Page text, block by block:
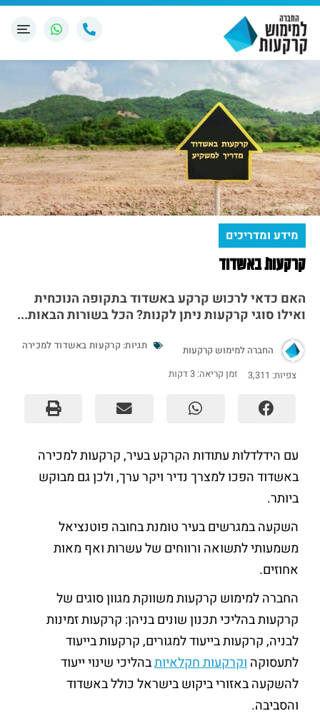
מידע ומדריכים
קרקעות באשדוד
האם כדאי לרכוש קרקע באשדוד בתקופה הנוכחית
ואילו סוגי קרקעות ניתן לקנות? הכל בשורות הבאות...
החברה למימוש קרקעות תגיות: קרקעות באשדוד למכירה
צפיות: 3,311 זמן קריאה: 3דקות
עם הידלדלות עתודות הקרקע בעיר, קרקעות למכירה
באשדוד הפכו למצרך נדיר ויקר ערך, ולכן גם מבוקש
ביותר.
השקעה במגרשים בעיר טומנת בחובה פוטנציאל
משמעותי לתשואה ורווחים של עשרות ואף מאות
אחוזים.
החברה למימוש קרקעות משווקת מגוון סוגים של
קרקעות בהליכי תכנון שונים בניהן: קרקעות זמינות
לבניה, קרקעות בייעוד למגורים, קרקעות בייעוד
לתעסוקהוקרקעות חקלאיותבהליכי שינוי ייעוד
להשקעה באזורי ביקוש בישראל כולל באשדוד
והסביבה.